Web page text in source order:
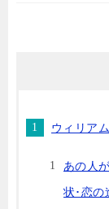
ウィリア
あの人
状･恋の